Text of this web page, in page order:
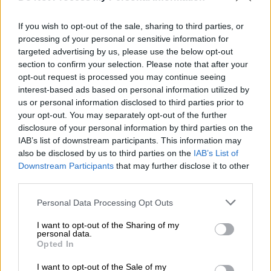
If you wish to opt-out of the sale, sharing to third parties, or
processing of your personal or sensitive information for
targeted advertising by us, please use the below opt-out
section to confirm your selection. Please note that after your
opt-out request is processed you may continue seeing
interest-based ads based on personal information utilized by
us or personal information disclosed to third parties prior to
your opt-out. You may separately opt-out of the further
disclosure of your personal information by third parties on the
IAB’s list of downstream participants. This information may
also be disclosed by us to third parties on the IAB’s List of
Downstream Participants that may further disclose it to other
Please note that this website/app uses one or more Google
not limited to your visit or usage behaviour. You may click to
grant or deny consent to Google and its third-party tags to
use your data for below specified purposes in below Google
consent section.
Personal Data Processing Opt Outs
I want to opt-out of the Sharing of my
personal data.
Opted In
I want to opt-out of the Sale of my
κάθε εταιρείας, θα μπορούν να
καταλαμβάνουν στο εξής και στελέχη της
αγοράς, ενώ τα κριτήρια πρόσληψης, οι όροι
και οι προϋποθέσεις θα εγκρίνονται από το
Διοικητικό Συμβούλιο ύστερα από εισήγηση
του Διευθύνοντος Συμβούλου. Δηλαδή, η
παραμονή του μόνιμου στελεχιακού
δυναμικού θα εξαρτάται άμεσα από το
εκάστοτε Διοικητικό Συμβούλιο ή τον
εκάστοτε Διευθύνοντα Συμβούλου που θα
μπορούν να μεταβάλλουν κατά το δοκούν τα
κριτήρια επιλογής.
Αντίστοιχες ρυθμίσεις δεν ισχύουν ούτε
στον ιδιωτικό τομέα, ενώ ήδη εκφράζονται
φόβοι ότι με τον τρόπο αυτό θα